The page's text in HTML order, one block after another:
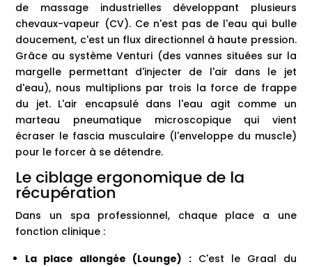
de massage industrielles développant plusieurs
chevaux-vapeur (CV). Ce n'est pas de l'eau qui bulle
doucement, c'est un flux directionnel à haute pression.
Grâce au système Venturi (des vannes situées sur la
margelle permettant d'injecter de l'air dans le jet
d'eau), nous multiplions par trois la force de frappe
du jet. L'air encapsulé dans l'eau agit comme un
marteau pneumatique microscopique qui vient
écraser le fascia musculaire (l'enveloppe du muscle)
pour le forcer à se détendre.
Le ciblage ergonomique de la
récupération
Dans un spa professionnel, chaque place a une
fonction clinique :
La place allongée (Lounge) :C'est le Graal du